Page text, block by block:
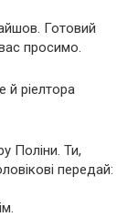
Готовий
просимо.
ріелтора
Поліни. Ти,
передай: